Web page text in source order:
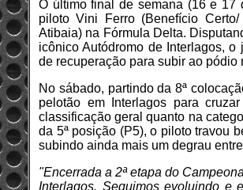
O último final de semana (16 e 17
piloto Vini Ferro (Benefício
Atibaia) na Fórmula Delta.
icônico Autódromo de Interlagos,
de recuperação para subir ao pódio
No sábado, partindo da 8ª
pelotão em Interlagos para
classificação geral quanto na
da 5ª posição (P5), o piloto travou
subindo ainda mais um degrau
"Encerrada a 2ª etapa do
Interlagos. Seguimos evoluindo e